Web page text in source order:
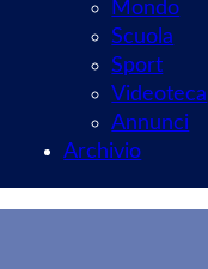
Mondo
Scuola
Sport
Videoteca
Annunci
Archivio